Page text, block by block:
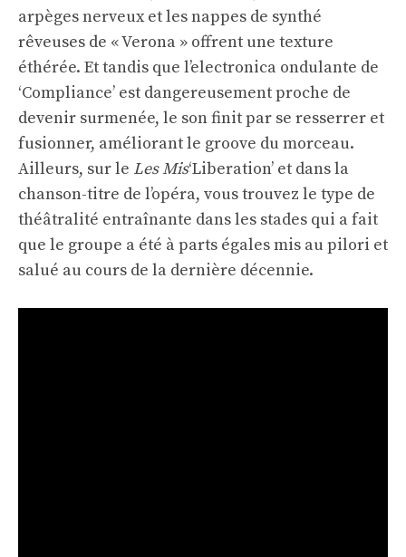
arpèges nerveux et les nappes de synthé
rêveuses de « Verona » offrent une texture
éthérée. Et tandis que l’electronica ondulante de
‘Compliance’ est dangereusement proche de
devenir surmenée, le son finit par se resserrer et
fusionner, améliorant le groove du morceau.
Ailleurs, sur le Les Mis‘Liberation’ et dans la
chanson-titre de l’opéra, vous trouvez le type de
théâtralité entraînante dans les stades qui a fait
que le groupe a été à parts égales mis au pilori et
salué au cours de la dernière décennie.